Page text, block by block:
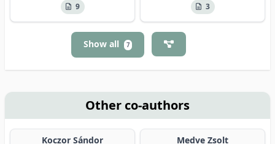
9 3
Show all 7
Other co-authors
Koczor Sándor Medve Zsolt